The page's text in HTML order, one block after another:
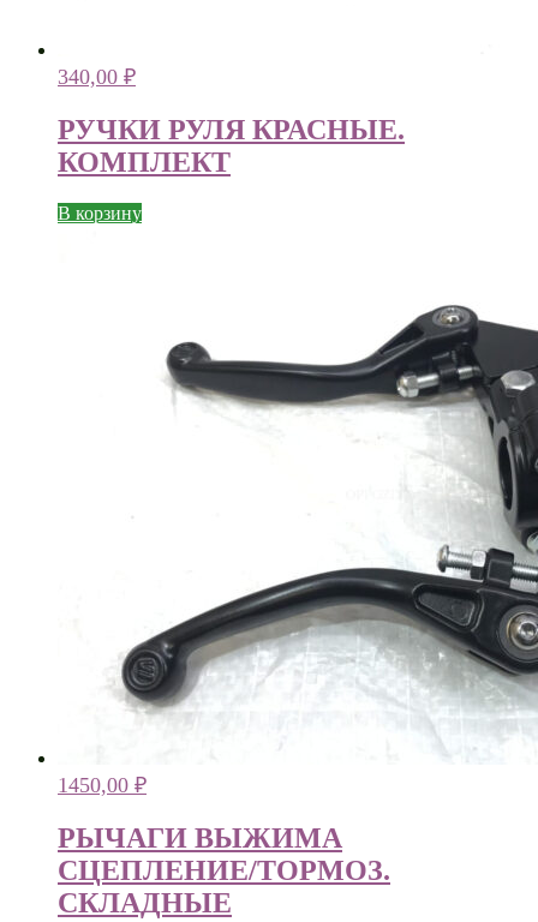
340,00 ₽
РУЧКИ РУЛЯ КРАСНЫЕ.
КОМПЛЕКТ
В корзину
1450,00 ₽
РЫЧАГИ ВЫЖИМА
СЦЕПЛЕНИЕ/ТОРМОЗ.
СКЛАДНЫЕ